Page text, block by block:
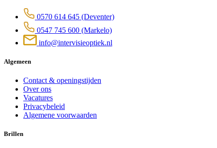
0570 614 645 (Deventer)
0547 745 600 (Markelo)
info@intervisieoptiek.nl
Algemeen
Contact & openingstijden
Over ons
Vacatures
Privacybeleid
Algemene voorwaarden
Brillen